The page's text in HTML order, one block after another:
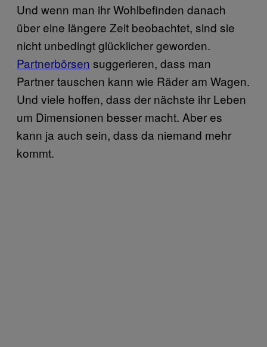
Und wenn man ihr Wohlbefinden danach
über eine längere Zeit beobachtet, sind sie
nicht unbedingt glücklicher geworden.
Partnerbörsen suggerieren, dass man
Partner tauschen kann wie Räder am Wagen.
Und viele hoffen, dass der nächste ihr Leben
um Dimensionen besser macht. Aber es
kann ja auch sein, dass da niemand mehr
kommt.